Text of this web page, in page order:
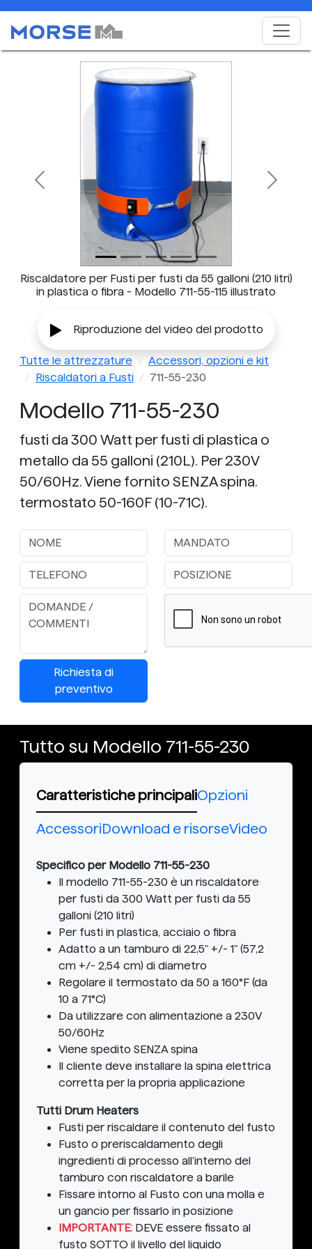
Riscaldatore per Fusti per fusti da 55 galloni (210 litri)
in plastica o fibra - Modello 711-55-115 illustrato
Previous Next
Riproduzione del video del prodotto
Tutte le attrezzature
Accessori, opzioni e kit
Riscaldatori a Fusti
711-55-230
Modello 711-55-230
fusti da 300 Watt per fusti di plastica o
metallo da 55 galloni (210L). Per 230V
50/60Hz. Viene fornito SENZA spina.
termostato 50-160F (10-71C).
Richiesta di
preventivo
Tutto su Modello 711-55-230
Caratteristiche principaliOpzioni
AccessoriDownload e risorseVideo
Specifico per Modello 711-55-230
Il modello 711-55-230 è un riscaldatore
per fusti da 300 Watt per fusti da 55
galloni (210 litri)
Per fusti in plastica, acciaio o fibra
Adatto a un tamburo di 22,5" +/- 1" (57,2
cm +/- 2,54 cm) di diametro
Regolare il termostato da 50 a 160°F (da
10 a 71°C)
Da utilizzare con alimentazione a 230V
50/60Hz
Viene spedito SENZA spina
Il cliente deve installare la spina elettrica
corretta per la propria applicazione
Tutti Drum Heaters
Fusti per riscaldare il contenuto del fusto
Fusto o preriscaldamento degli
ingredienti di processo all'interno del
tamburo con riscaldatore a barile
Fissare intorno al Fusto con una molla e
un gancio per fissarlo in posizione
IMPORTANTE: DEVE essere fissato al
fusto SOTTO il livello del liquido